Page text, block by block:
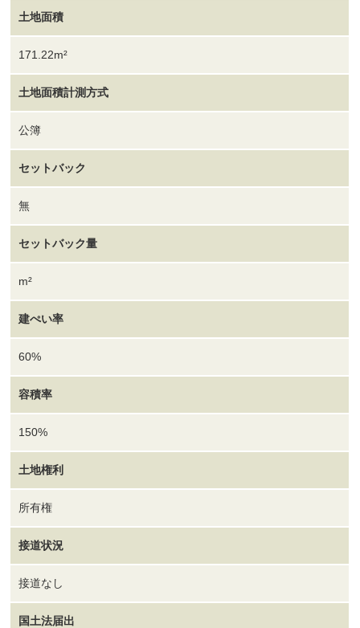
土地面積
171.22m²
土地面積計測方式
公簿
セットバック
無
セットバック量
m²
建ぺい率
60%
容積率
150%
土地権利
所有権
接道状況
接道なし
国土法届出